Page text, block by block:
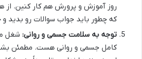
روز آموزش و پرورش هم کار کنین. از
که چطور باید جواب سوالات رو بدید
توجه به سلامت جسمی و روانی: شغل
کامل جسمی و روانی هست. مطمئن